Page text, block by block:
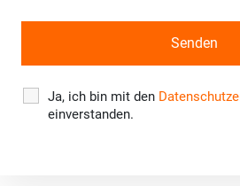
Ja, ich bin mit den
einverstanden.